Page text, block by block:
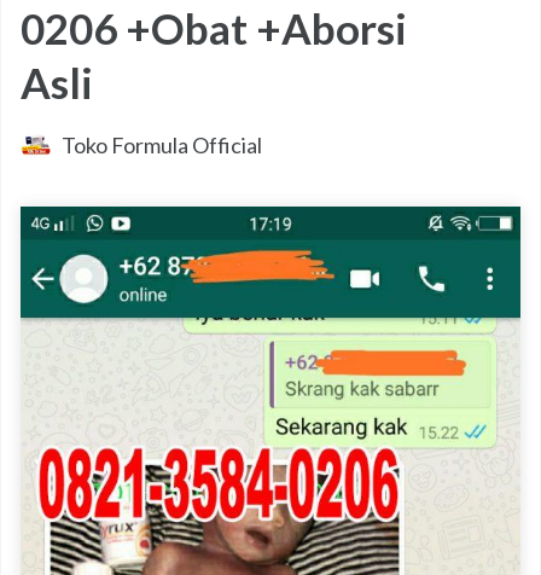
0206 +Obat +Aborsi
Asli
Toko Formula Official